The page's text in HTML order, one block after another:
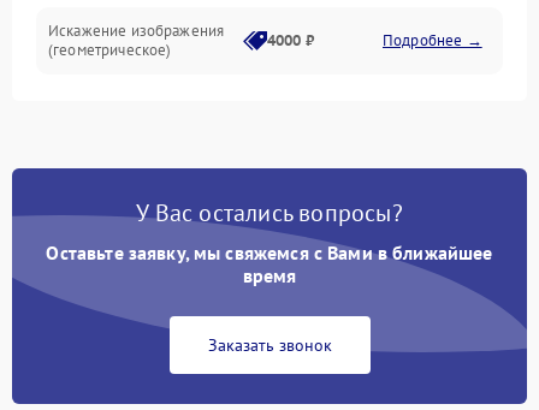
Искажение изображения
(геометрическое)
4000 ₽ Подробнее →
при всех фокусных
4500 ₽ Подробнее →
У Вас остались вопросы?
Оставьте заявку, мы свяжемся с Вами в ближайшее
время
Заказать звонок